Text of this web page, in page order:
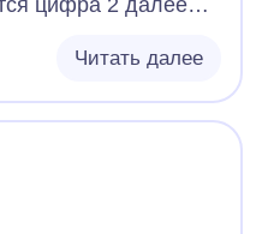
цифра 2 далее
но всё
выдернув антенну
изменение при
тот же, что
в гнездо. Такое
гнездо
телевизора.
Читать далее